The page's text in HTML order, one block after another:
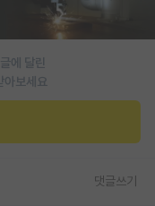
에 달린
아보세요
댓글쓰기